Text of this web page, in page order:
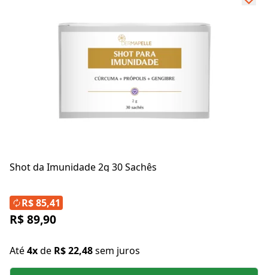
Shot da Imunidade 2g 30 Sachês
R$ 89,90
Até4xde R$ 22,48sem juros
R$ 85,41